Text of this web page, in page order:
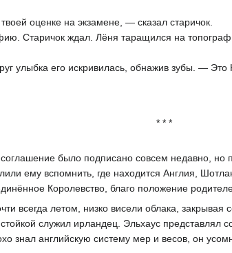
оценке на экзамене, — сказал старичок.
Старичок ждал. Лёня таращился на
улыбка его искривилась, обнажив зубы. —
* * *
было подписано совсем недавно, но
ему вспомнить, где находится Англия,
Королевство, благо положение
всегда летом, низко висели облака,
служил ирландец. Эльхаус представлял
знал английскую систему мер и весов, он